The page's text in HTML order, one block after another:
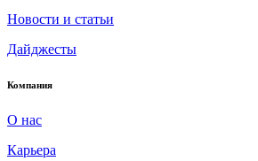
Новости и статьи
Дайджесты
Компания
О нас
Карьера